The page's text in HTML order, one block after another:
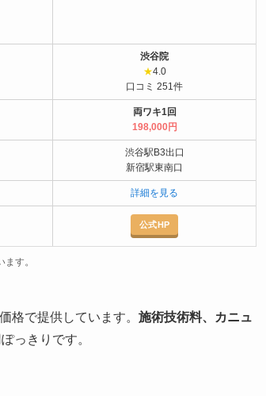
渋谷院
★4.0
口コミ 251件
両ワキ1回
198,000円
渋谷駅B3出口
新宿駅東南口
詳細を見る
公式HP
ます 。
格で提供しています。 施術技術料、カニュ
っきりです。